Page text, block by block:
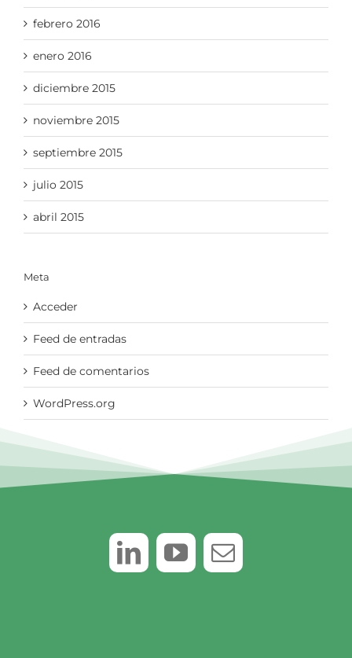
febrero 2016
enero 2016
diciembre 2015
noviembre 2015
septiembre 2015
julio 2015
abril 2015
Meta
Acceder
Feed de entradas
Feed de comentarios
WordPress.org